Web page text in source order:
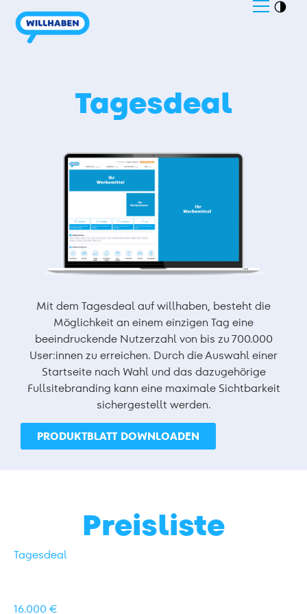
Tagesdeal
Mit dem Tagesdeal auf willhaben, besteht die
Möglichkeit an einem einzigen Tag eine
beeindruckende Nutzerzahl von bis zu 700.000
User:innen zu erreichen. Durch die Auswahl einer
Startseite nach Wahl und das dazugehörige
Fullsitebranding kann eine maximale Sichtbarkeit
sichergestellt werden.
PRODUKTBLATT DOWNLOADEN
Preisliste
Tagesdeal
16.000 €